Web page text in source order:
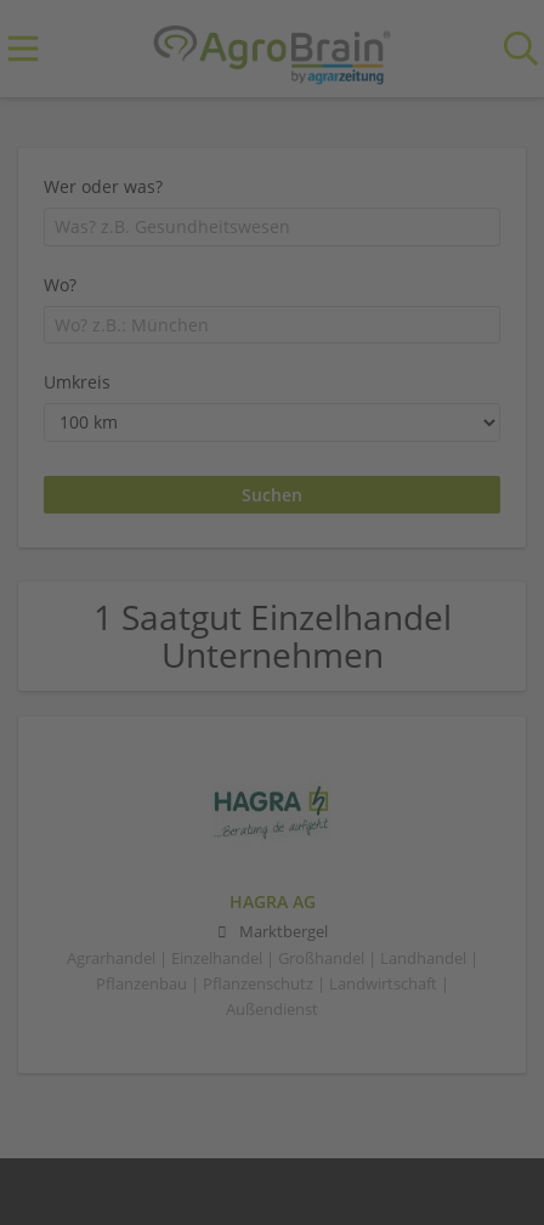
Wer oder was?
Wo?
Umkreis
1 Saatgut Einzelhandel
Unternehmen
HAGRA AG
Marktbergel
Agrarhandel | Einzelhandel | Großhandel | Landhandel |
Pflanzenbau | Pflanzenschutz | Landwirtschaft |
Außendienst